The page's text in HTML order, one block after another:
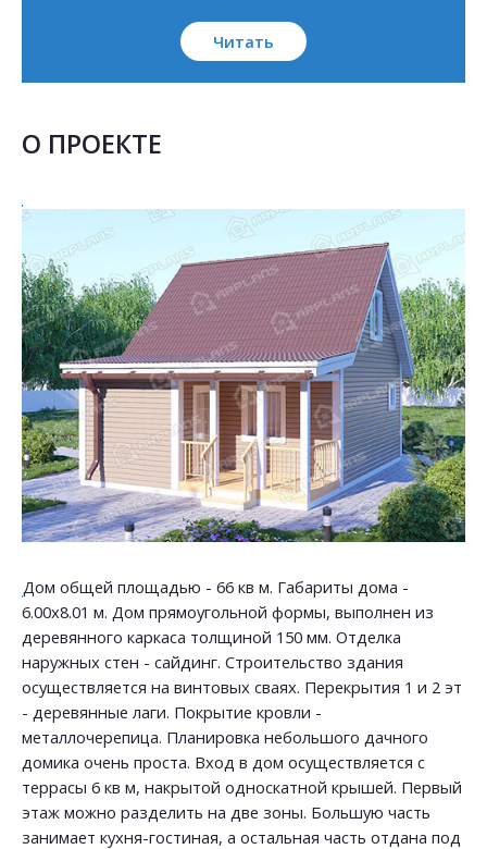
Читать
О ПРОЕКТЕ
Дом общей площадью - 66 кв м. Габариты дома -
6.00х8.01 м. Дом прямоугольной формы, выполнен из
деревянного каркаса толщиной 150 мм. Отделка
наружных стен - сайдинг. Строительство здания
осуществляется на винтовых сваях. Перекрытия 1 и 2 эт
- деревянные лаги. Покрытие кровли -
металлочерепица. Планировка небольшого дачного
домика очень проста. Вход в дом осуществляется с
террасы 6 кв м, накрытой односкатной крышей. Первый
этаж можно разделить на две зоны. Большую часть
занимает кухня-гостиная, а остальная часть отдана под